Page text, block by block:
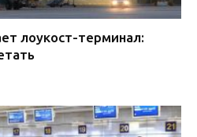
лоукост-терминал: